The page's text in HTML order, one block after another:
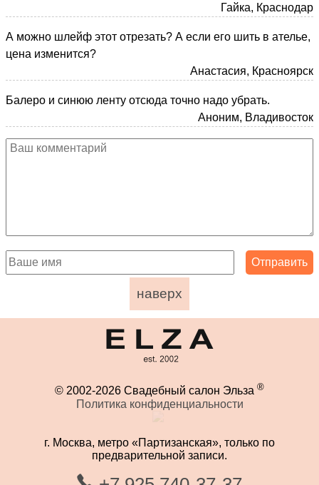
Гайка, Краснодар
А можно шлейф этот отрезать? А если его шить в ателье,
цена изменится?
Анастасия, Красноярск
Балеро и синюю ленту отсюда точно надо убрать.
Аноним, Владивосток
наверх
© 2002-2026 Свадебный салон Эльза ®
Политика конфиденциальности
г. Москва, метро «Партизанская», только по
предварительной записи.